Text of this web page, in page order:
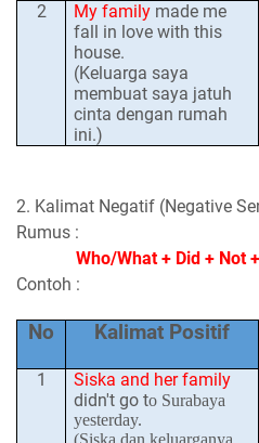
2 My family made me
fall in love with this
house.
(Keluarga saya
membuat saya jatuh
cinta dengan rumah
ini.)
2. Kalimat Negatif (Negative
Rumus :
Who/What + Did + Not
Contoh :
No Kalimat Positif
1
Siska and her family
didn'tgo to Surabaya
yesterday.
(Siska dan keluarganya